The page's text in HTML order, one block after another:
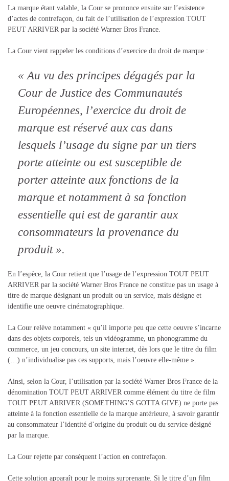
La marque étant valable, la Cour se prononce ensuite sur l’existence
d’actes de contrefaçon, du fait de l’utilisation de l’expression TOUT
PEUT ARRIVER par la société Warner Bros France.
La Cour vient rappeler les conditions d’exercice du droit de marque :
« Au vu des principes dégagés par la
Cour de Justice des Communautés
Européennes, l’exercice du droit de
marque est réservé aux cas dans
lesquels l’usage du signe par un tiers
porte atteinte ou est susceptible de
porter atteinte aux fonctions de la
marque et notamment à sa fonction
essentielle qui est de garantir aux
consommateurs la provenance du
produit ».
En l’espèce, la Cour retient que l’usage de l’expression TOUT PEUT
ARRIVER par la société Warner Bros France ne constitue pas un usage à
titre de marque désignant un produit ou un service, mais désigne et
identifie une oeuvre cinématographique.
La Cour relève notamment « qu’il importe peu que cette oeuvre s’incarne
dans des objets corporels, tels un vidéogramme, un phonogramme du
commerce, un jeu concours, un site internet, dès lors que le titre du film
(…) n’individualise pas ces supports, mais l’oeuvre elle-même ».
Ainsi, selon la Cour, l’utilisation par la société Warner Bros France de la
dénomination TOUT PEUT ARRIVER comme élément du titre de film
TOUT PEUT ARRIVER (SOMETHING’S GOTTA GIVE) ne porte pas
atteinte à la fonction essentielle de la marque antérieure, à savoir garantir
au consommateur l’identité d’origine du produit ou du service désigné
par la marque.
La Cour rejette par conséquent l’action en contrefaçon.
Cette solution apparaît pour le moins surprenante. Si le titre d’un film